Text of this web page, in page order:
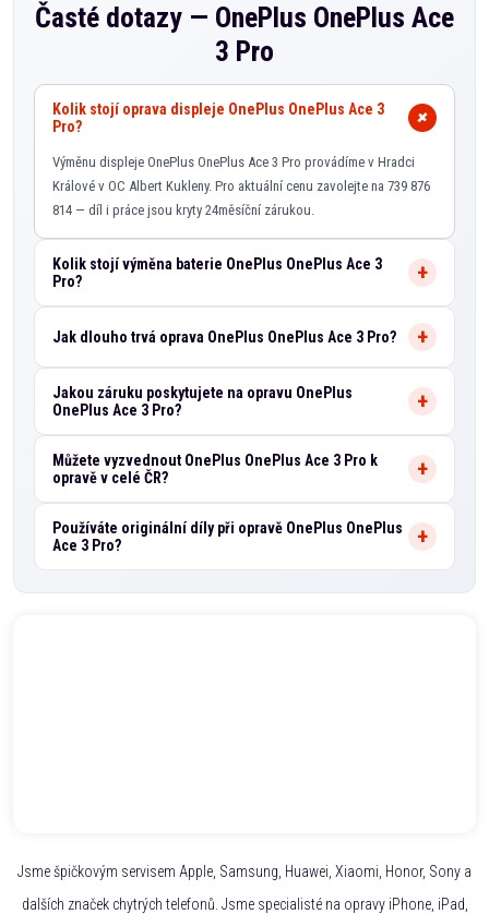
Časté dotazy — OnePlus OnePlus Ace
3 Pro
Kolik stojí oprava displeje OnePlus OnePlus Ace 3
Pro?
Výměnu displeje OnePlus OnePlus Ace 3 Pro provádíme v Hradci
Králové v OC Albert Kukleny. Pro aktuální cenu zavolejte na 739 876
814 — díl i práce jsou kryty 24měsíční zárukou.
Kolik stojí výměna baterie OnePlus OnePlus Ace 3
Pro?
Jak dlouho trvá oprava OnePlus OnePlus Ace 3 Pro?
Jakou záruku poskytujete na opravu OnePlus
OnePlus Ace 3 Pro?
Můžete vyzvednout OnePlus OnePlus Ace 3 Pro k
opravě v celé ČR?
Používáte originální díly při opravě OnePlus OnePlus
Ace 3 Pro?
Jsme špičkovým servisem Apple, Samsung, Huawei, Xiaomi, Honor, Sony a
dalších značek chytrých telefonů. Jsme specialisté na opravy iPhone, iPad,